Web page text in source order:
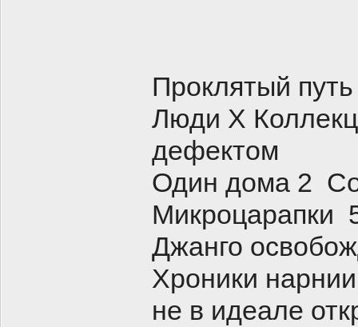
Проклятый
Люди Х
дефектом
Один дома 2
Микроцарапки
Джанго
Хроники
не в идеале